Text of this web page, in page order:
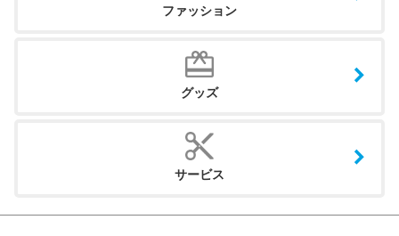
ファッション
グッズ
サービス